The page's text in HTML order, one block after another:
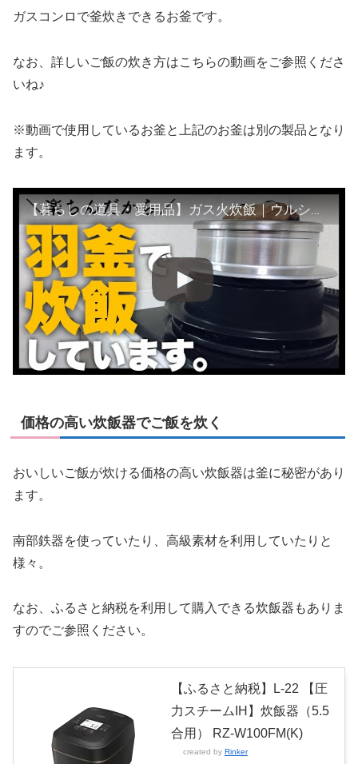
ガスコンロで釜炊きできるお釜です。
なお、詳しいご飯の炊き方はこちらの動画をご参照くださ
いね♪
※動画で使用しているお釜と上記のお釜は別の製品となり
ます。
【暮らしの道具・愛用品】ガス火炊飯｜ウルシヤマ金属工業 謹製 釜炊き三昧でご飯を炊く。
価格の高い炊飯器でご飯を炊く
おいしいご飯が炊ける価格の高い炊飯器は釜に秘密があり
ます。
南部鉄器を使っていたり、高級素材を利用していたりと
様々。
なお、ふるさと納税を利用して購入できる炊飯器もありま
すのでご参照ください。
【ふるさと納税】L-22 【圧
力スチームIH】炊飯器（5.5
合用） RZ-W100FM(K)
created by Rinker